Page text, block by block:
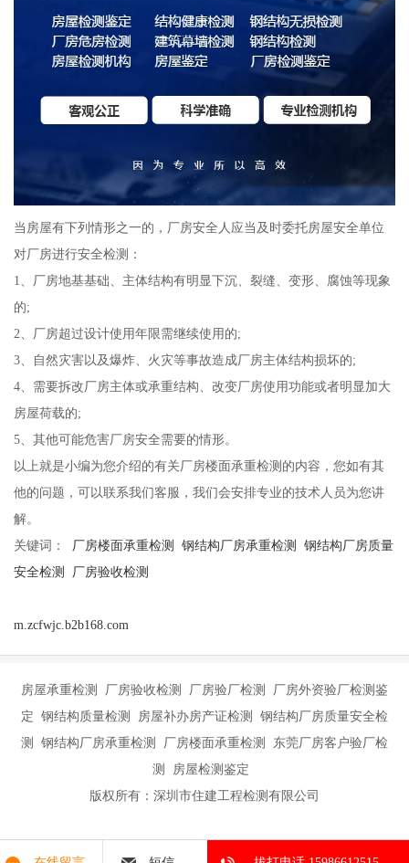
当房屋有下列情形之一的，厂房安全人应当及时委托房屋安全单位
对厂房进行安全检测：
1、厂房地基基础、主体结构有明显下沉、裂缝、变形、腐蚀等现象
的;
2、厂房超过设计使用年限需继续使用的;
3、自然灾害以及爆炸、火灾等事故造成厂房主体结构损坏的;
4、需要拆改厂房主体或承重结构、改变厂房使用功能或者明显加大
房屋荷载的;
5、其他可能危害厂房安全需要的情形。
以上就是小编为您介绍的有关厂房楼面承重检测 的内容，您如有其
他的问题，可以联系我们客服，我们会安排专业的技术人员为您讲
解。
关键词： 厂房楼面承重检测 钢结构厂房承重检测
钢结构厂房质量
安全检测
厂房验收检测
m.zcfwjc.b2b168.com
房屋承重检测 厂房验收检测 厂房验厂检测 厂房外资验厂检测鉴
定 钢结构质量检测 房屋补办房产证检测 钢结构厂房质量安全检
测 钢结构厂房承重检测 厂房楼面承重检测 东莞厂房客户验厂检
测 房屋检测鉴定
版权所有：深圳市住建工程检测有限公司